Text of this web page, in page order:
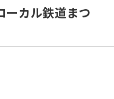
ーカル鉄道まつ